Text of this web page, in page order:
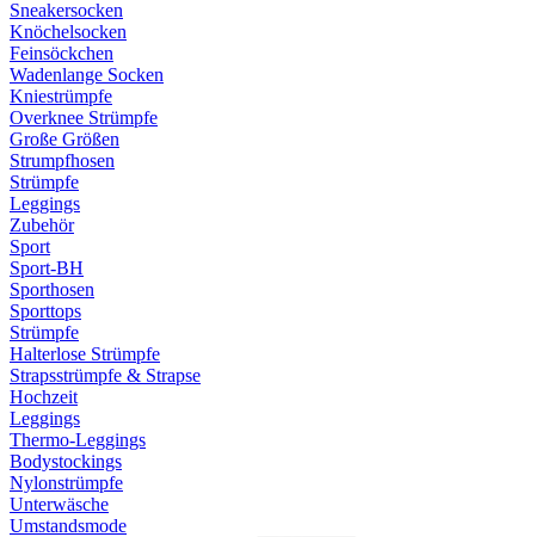
Sneakersocken
Knöchelsocken
Feinsöckchen
Wadenlange Socken
Kniestrümpfe
Overknee Strümpfe
Große Größen
Strumpfhosen
Strümpfe
Leggings
Zubehör
Sport
Sport-BH
Sporthosen
Sporttops
Strümpfe
Halterlose Strümpfe
Strapsstrümpfe & Strapse
Hochzeit
Leggings
Thermo-Leggings
Bodystockings
Nylonstrümpfe
Unterwäsche
Umstandsmode